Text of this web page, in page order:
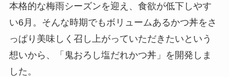
本格的な梅雨シーズンを迎え、食欲が低下しやす
い6月。そんな時期でもボリュームあるかつ丼をさ
っぱり美味しく召し上がっていただきたいという
想いから、「鬼おろし塩だれかつ丼」を開発しま
した。